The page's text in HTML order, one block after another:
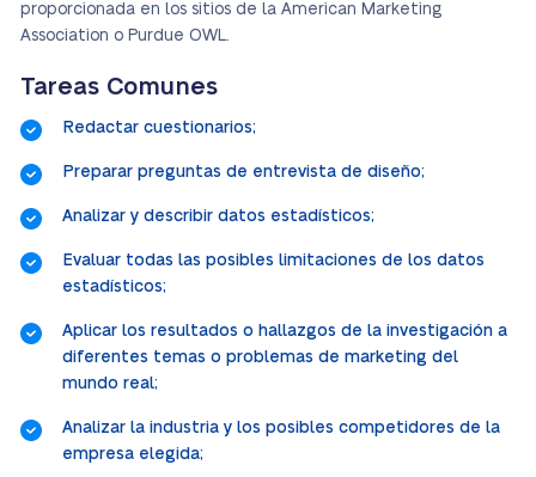
proporcionada en los sitios de la American Marketing
Association o Purdue OWL.
Tareas Comunes
Redactar cuestionarios;
Preparar preguntas de entrevista de diseño;
Analizar y describir datos estadísticos;
Evaluar todas las posibles limitaciones de los datos
estadísticos;
Aplicar los resultados o hallazgos de la investigación a
diferentes temas o problemas de marketing del
mundo real;
Analizar la industria y los posibles competidores de la
empresa elegida;